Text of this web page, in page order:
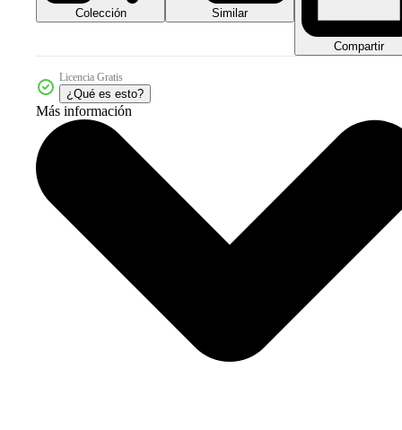
Colección Similar
Compartir
Licencia Gratis
¿Qué es esto?
Más información